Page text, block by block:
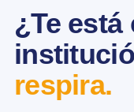
¿Te
respira.